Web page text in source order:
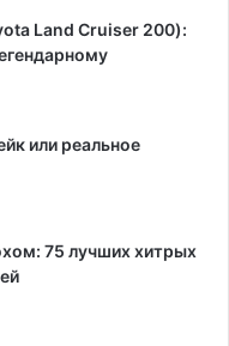
Land Cruiser 200):
или реальное
75 лучших хитрых